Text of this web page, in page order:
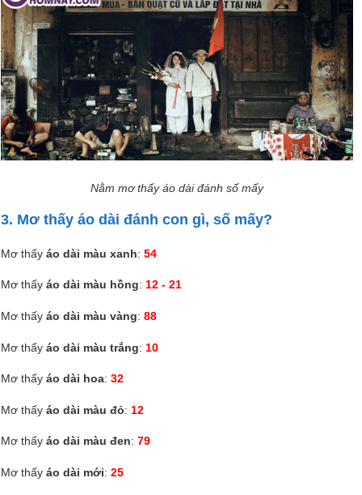
Nằm mơ thấy áo dài đánh số mấy
3. Mơ thấy áo dài đánh con gì, số mấy?
Mơ thấy áo dài màu xanh: 54
Mơ thấy áo dài màu hồng: 12 - 21
Mơ thấy áo dài màu vàng: 88
Mơ thấy áo dài màu trắng: 10
Mơ thấy áo dài hoa: 32
Mơ thấy áo dài màu đỏ: 12
Mơ thấy áo dài màu đen: 79
Mơ thấy áo dài mới: 25